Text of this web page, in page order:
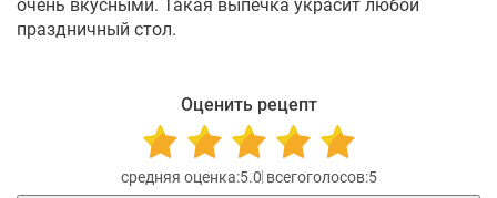
очень вкусными. Такая выпечка украсит любой
праздничный стол.
Оценить рецепт
5.0 5